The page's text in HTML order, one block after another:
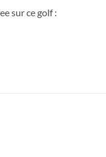
sur ce golf :